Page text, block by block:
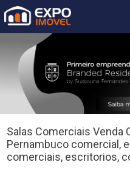
Salas Comerciais Venda
Pernambuco comercial,
comerciais, escritorios,